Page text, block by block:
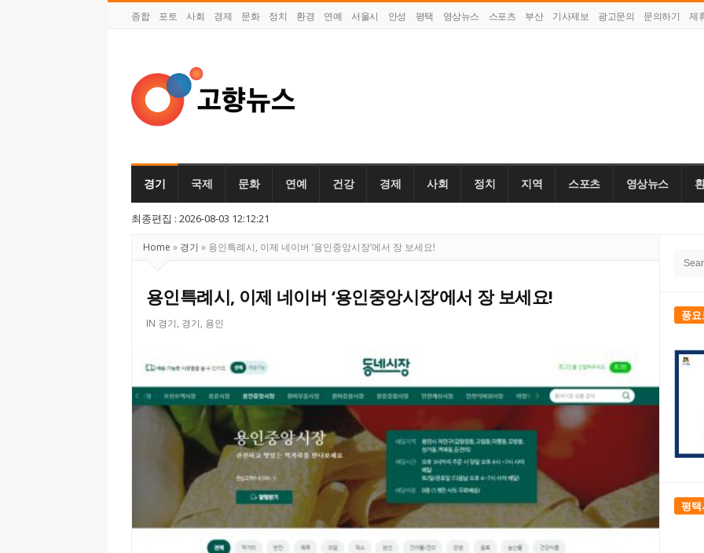
종합 포토 사회 경제 문화 정치 환경 연예 서울시 안성 평택 영상뉴스 스포츠 부산 기사제보 광고문의 문의하기 제
향
뉴
스
경기 국제 문화 연예 건강 경제 사회 정치 지역 스포츠 영상뉴스
최종편집 : 2026-08-03 12:12:21
Home » 경기 » 용인특례시, 이제 네이버 ‘용인중앙시장’에서 장 보세요!
용인특례시, 이제 네이버 ‘용인중앙시장’에서 장 보세요!
IN 경기, 경기, 용인
풍
평택